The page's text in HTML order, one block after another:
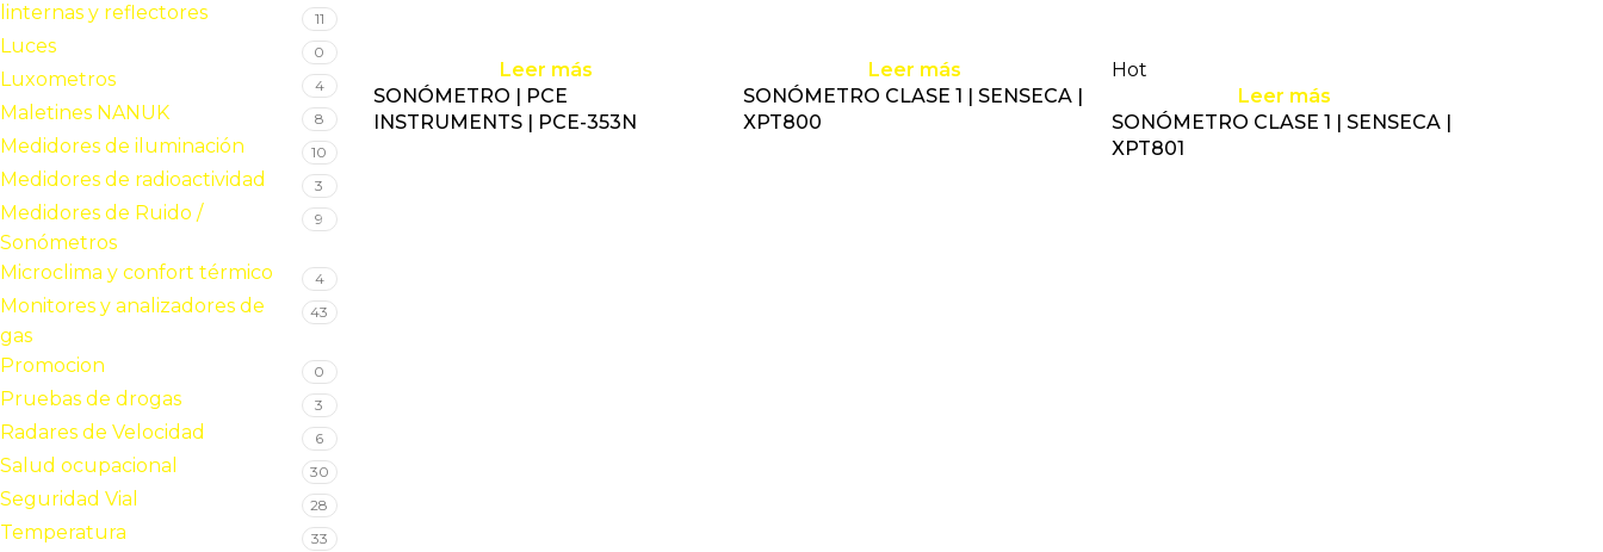
linternas y reflectores 11
Luces 0
Luxometros 4
Maletines NANUK 8
Medidores de iluminación 10
Medidores de radioactividad 3
Medidores de Ruido /
Sonómetros
9
Microclima y confort térmico 4
Monitores y analizadores de
gas
43
Promocion 0
Pruebas de drogas 3
Radares de Velocidad 6
Salud ocupacional 30
Seguridad Vial 28
Temperatura 33
Leer más
SONÓMETRO | PCE
INSTRUMENTS | PCE-353N
Leer más
SONÓMETRO CLASE 1 | SENSECA |
XPT800
Hot
Leer más
SONÓMETRO CLASE 1 | SENSECA |
XPT801